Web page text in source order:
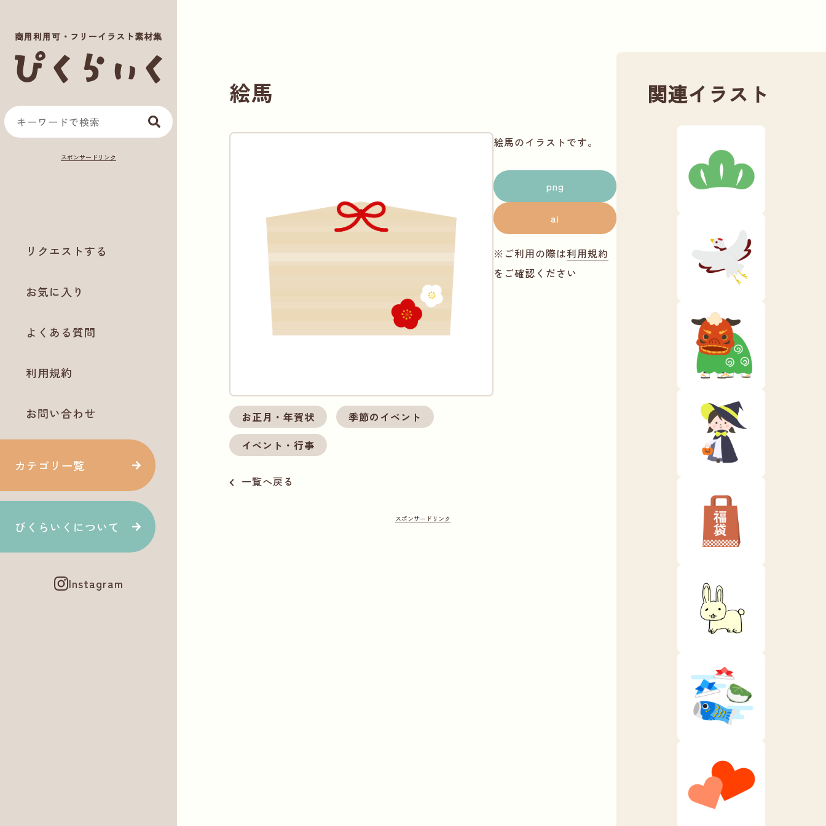
商用利用可・フリーイラスト素材集
リクエストする
お気に入り
よくある質問
利用規約
お問い合わせ
カテゴリ一覧
ぴくらいくについて
Instagram
絵馬
お正月・年賀状
季節のイベント
イベント・行事
絵馬のイラストです。
png
ai
※ご利用の際は利用規約
をご確認ください
一覧へ戻る
関連イラスト